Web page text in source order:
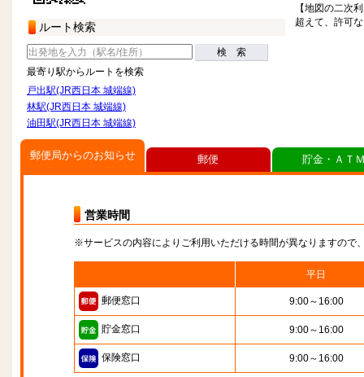
ルート検索
検 索
最寄り駅からルートを検索
戸出駅(JR西日本 城端線)
林駅(JR西日本 城端線)
油田駅(JR西日本 城端線)
【地図の二次
超えて、許可
郵便局からのお知らせ
営業時間
※サービスの内容によりご利用いただける時間が異なりますので
平日
郵便窓口 9:00～16:00
貯金窓口 9:00～16:00
保険窓口 9:00～16:00
郵便 貯金・ＡＴ